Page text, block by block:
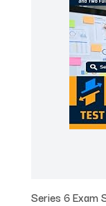
Series 6 Exam